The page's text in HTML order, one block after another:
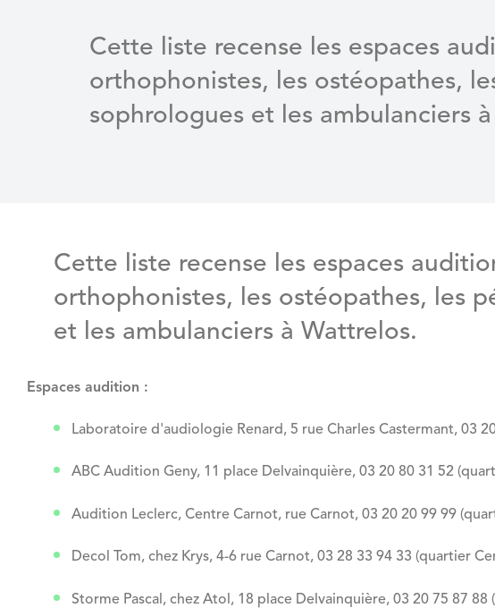
Cette liste recense les espaces
orthophonistes, les ostéopathes,
sophrologues et les ambulanciers
Cette liste recense les espaces
orthophonistes, les ostéopathes, les
et les ambulanciers à Wattrelos.
Espaces audition :
Laboratoire d'audiologie Renard, 5 rue Charles Castermant, 03
ABC Audition Geny, 11 place Delvainquière, 03 20 80 31 52
Audition Leclerc, Centre Carnot, rue Carnot, 03 20 20 99 99
Decol Tom, chez Krys, 4-6 rue Carnot, 03 28 33 94 33 (quartier
Storme Pascal, chez Atol, 18 place Delvainquière, 03 20 75 87 88